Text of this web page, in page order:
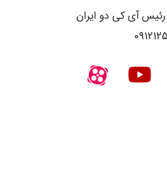
رئیس آی کی دو ایران